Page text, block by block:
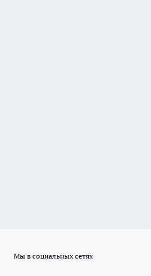
Мы в социальных сетях